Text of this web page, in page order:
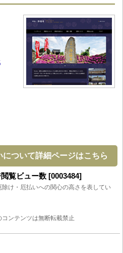
ついて詳細ページはこちら
覧ビュー数 [0003484]
け・厄払いへの関心の高さを表してい
ンテンツは無断転載禁止